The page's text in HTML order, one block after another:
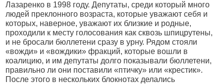
Лазаренко в 1998 году. Депутаты, среди который много
людей преклонного возраста, которые уважают себя и
которых, наверное, уважают их близкие и родные,
проходили к месту голосования как сквозь шпицрутены,
и не бросали бюллетени сразу в урну. Рядом стояли
«вожди» и «вождики» фракций, которые вошли в
коалицию, и им депутаты долго показывали бюллетени,
правильно ли они поставили «птичку» или «крестик».
После этого в нескольких блокнотах делались